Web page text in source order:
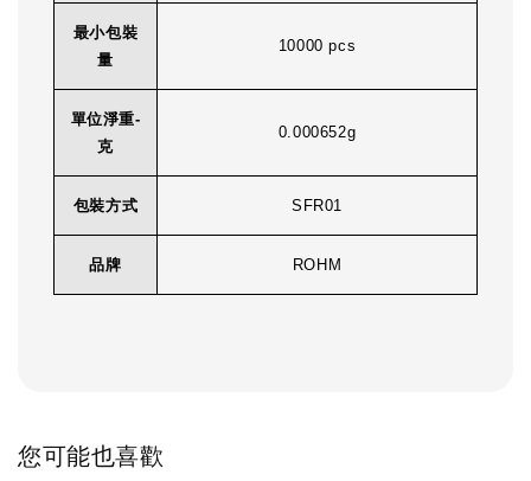
最小包裝
量
10000 pcs
單位淨重-
克
0.000652g
包裝方式 SFR01
品牌 ROHM
您可能也喜歡